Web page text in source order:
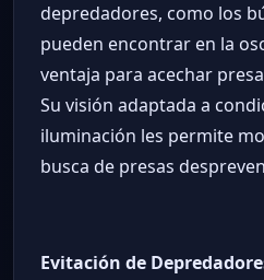
depredadores, como los
pueden encontrar en la
ventaja para acechar
Su visión adaptada a
iluminación les permite
busca de presas
Evitación de